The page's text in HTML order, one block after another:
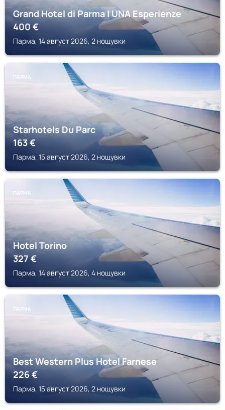
Grand Hotel di Parma | UNA Esperienze
400€
Парма, 14 август 2026, 2 нощувки
ПАРМА
Starhotels Du Parc
163€
Парма, 15 август 2026, 2 нощувки
ПАРМА
Hotel Torino
327€
Парма, 14 август 2026, 4 нощувки
ПАРМА
Best Western Plus Hotel Farnese
226€
Парма, 15 август 2026, 2 нощувки